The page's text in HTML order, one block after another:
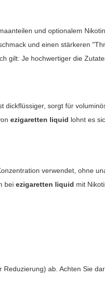
und optionalem
und einen stärkeren
gilt: Je hochwertiger die
sorgt für
ezigaretten liquid lohnt es
verwendet, ohne
beiezigaretten liquid mit
ab. Achten Sie